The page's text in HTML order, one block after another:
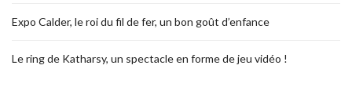
Expo Calder, le roi du fil de fer, un bon goût d’enfance
Le ring de Katharsy, un spectacle en forme de jeu vidéo !